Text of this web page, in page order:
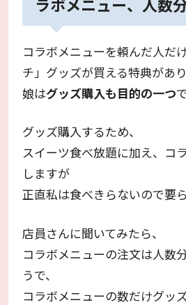
コラボメニューを頼んだ人だ
チ」グッズが買える特典があり
娘はグッズ購入も目的の一つ
グッズ購入するため、
スイーツ食べ放題に加え、コ
しますが
正直私は食べきらないので要
店員さんに聞いてみたら、
コラボメニューの注文は人数
うで、
コラボメニューの数だけグッ